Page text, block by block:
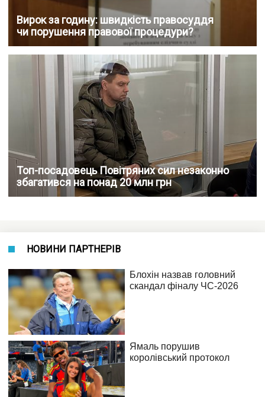
Вирок за годину: швидкість правосуддя
чи порушення правової процедури?
Топ-посадовець Повітряних сил незаконно
збагатився на понад 20 млн грн
НОВИНИ ПАРТНЕРІВ